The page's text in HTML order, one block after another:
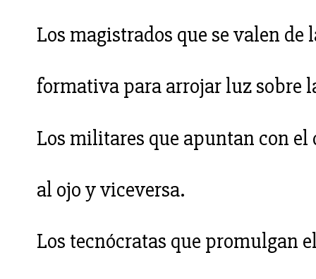
Los magistrados que se valen de
formativa para arrojar luz sobre
Los militares que apuntan con el
al ojo y viceversa.
Los tecnócratas que promulgan